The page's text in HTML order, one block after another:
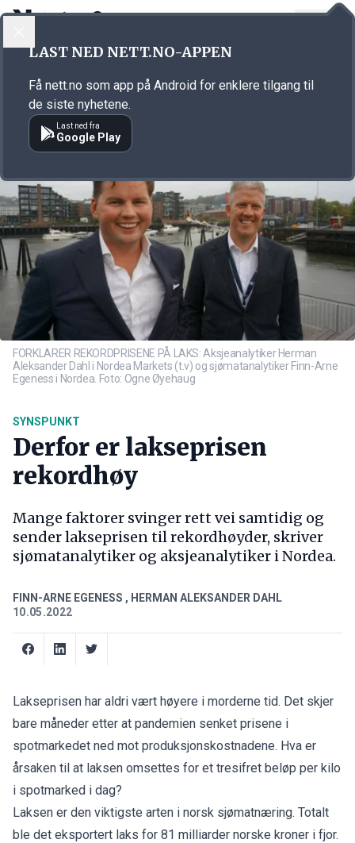
Annonsørinnhold
FORKLARER REKORDPRISENE PÅ LAKS: Aksjeanalytiker Herman
Aleksander Dahl i Nordea Markets (t.v) og sjømatanalytiker Finn-Arne
Egeness i Nordea. Foto: Ogne Øyehaug
SYNSPUNKT
Derfor er lakseprisen
rekordhøy
Mange faktorer svinger rett vei samtidig og
sender lakseprisen til rekordhøyder, skriver
sjømatanalytiker og aksjeanalytiker i Nordea.
FINN-ARNE EGENESS , HERMAN ALEKSANDER DAHL
10.05.2022
Lakseprisen har aldri vært høyere i morderne tid. Det skjer
bare måneder etter at pandemien senket prisene i
spotmarkedet ned mot produksjonskostnadene. Hva er
årsaken til at laksen omsettes for et tresifret beløp per kilo
i spotmarked i dag?
Laksen er den viktigste arten i norsk sjømatnæring. Totalt
ble det eksportert laks for 81 milliarder norske kroner i fjor.
LAST NED NETT.NO-APPEN
Få nett.no som app på Android for enklere tilgang til
de siste nyhetene.
Last ned fra
Google Play